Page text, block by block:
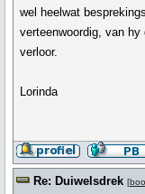
wel heelwat
verteenwoordig, van
verloor.
Lorinda
Re: Duiwelsdrek [